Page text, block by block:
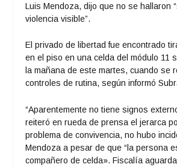
Luis Mendoza, dijo que no se hallaron
violencia visible”.
El privado de libertad fue encontrado
en el piso en una celda del módulo 11
la mañana de este martes, cuando se
controles de rutina, según informó
“Aparentemente no tiene signos
reiteró en rueda de prensa el jerarca
problema de convivencia, no hubo
Mendoza a pesar de que “la persona
compañero de celda». Fiscalía